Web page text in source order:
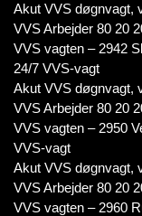
Akut VVS døgnvagt,
VVS Arbejder 80 20
VVS vagten – 2942
24/7 VVS-vagt
Akut VVS døgnvagt,
VVS Arbejder 80 20
VVS vagten – 2950
VVS-vagt
Akut VVS døgnvagt,
VVS Arbejder 80 20
VVS vagten – 2960